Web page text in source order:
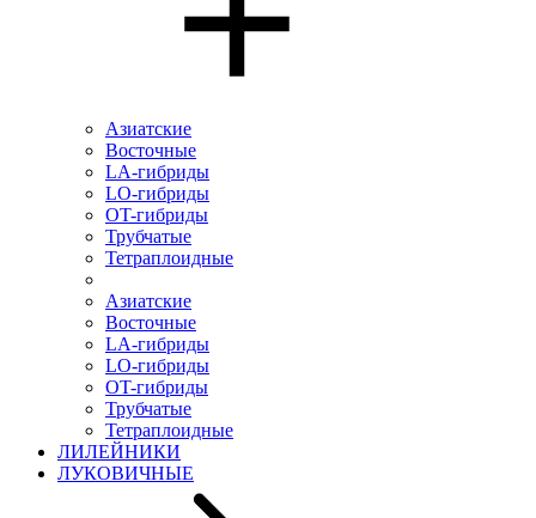
Азиатские
Восточные
LA-гибриды
LO-гибриды
OT-гибриды
Трубчатые
Тетраплоидные
Азиатские
Восточные
LA-гибриды
LO-гибриды
OT-гибриды
Трубчатые
Тетраплоидные
ЛИЛЕЙНИКИ
ЛУКОВИЧНЫЕ